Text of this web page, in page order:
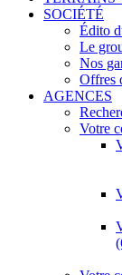
SOCIÉTÉ
Édito
Le
Nos
Offres
AGENCES
Votre